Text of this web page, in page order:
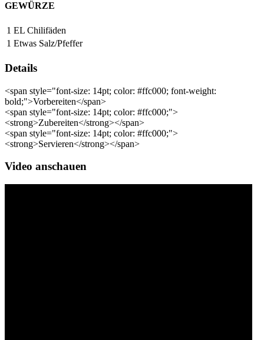
GEWÜRZE
1 EL Chilifäden
1 Etwas Salz/Pfeffer
Details
<span style="font-size: 14pt; color: #ffc000; font-weight:
bold;">Vorbereiten</span>
<span style="font-size: 14pt; color: #ffc000;">
<strong>Zubereiten</strong></span>
<span style="font-size: 14pt; color: #ffc000;">
<strong>Servieren</strong></span>
Video anschauen